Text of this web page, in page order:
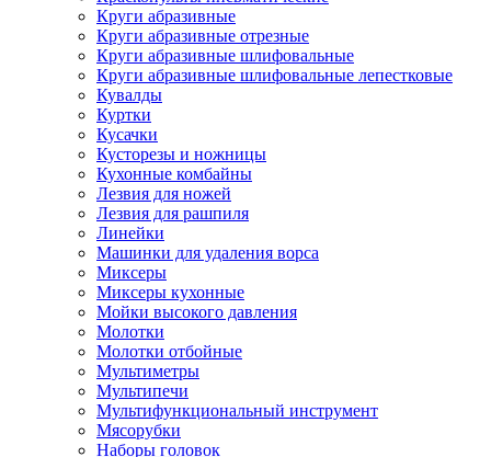
Круги абразивные
Круги абразивные отрезные
Круги абразивные шлифовальные
Круги абразивные шлифовальные лепестковые
Кувалды
Куртки
Кусачки
Кусторезы и ножницы
Кухонные комбайны
Лезвия для ножей
Лезвия для рашпиля
Линейки
Машинки для удаления ворса
Миксеры
Миксеры кухонные
Мойки высокого давления
Молотки
Молотки отбойные
Мультиметры
Мультипечи
Мультифункциональный инструмент
Мясорубки
Наборы головок